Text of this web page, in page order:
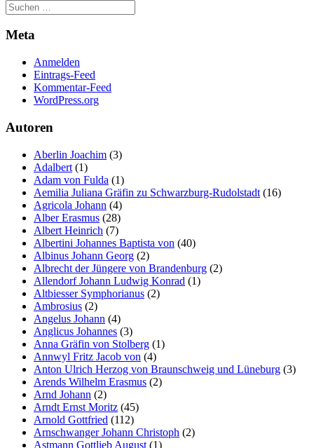
Meta
Anmelden
Eintrags-Feed
Kommentar-Feed
WordPress.org
Autoren
Aberlin Joachim (3)
Adalbert (1)
Adam von Fulda (1)
Aemilia Juliana Gräfin zu Schwarzburg-Rudolstadt (16)
Agricola Johann (4)
Alber Erasmus (28)
Albert Heinrich (7)
Albertini Johannes Baptista von (40)
Albinus Johann Georg (2)
Albrecht der Jüngere von Brandenburg (2)
Allendorf Johann Ludwig Konrad (1)
Altbiesser Symphorianus (2)
Ambrosius (2)
Angelus Johann (4)
Anglicus Johannes (3)
Anna Gräfin von Stolberg (1)
Annwyl Fritz Jacob von (4)
Anton Ulrich Herzog von Braunschweig und Lüneburg (3)
Arends Wilhelm Erasmus (2)
Arnd Johann (2)
Arndt Ernst Moritz (45)
Arnold Gottfried (112)
Arnschwanger Johann Christoph (2)
Astmann Gottlieb August (1)